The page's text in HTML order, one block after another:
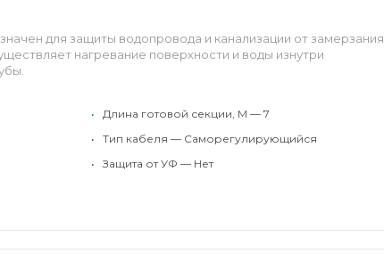
для защиты водопровода и канализации от замерзания
нагревание поверхности и воды изнутри
•
Длина готовой секции, М — 7
•
Тип кабеля — Саморегулирующийся
•
Защита от УФ — Нет